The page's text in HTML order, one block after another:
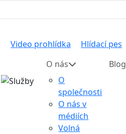
Video prohlídka Hlídací pes
O nás
O
společnosti
O nás v
médiích
Volná
Blog